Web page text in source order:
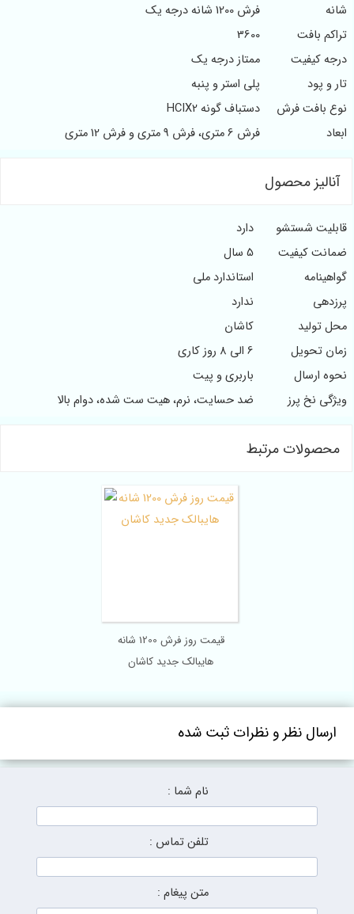
شانه
فرش 1200 شانه درجه یک
تراکم بافت
3600
درجه کیفیت
ممتاز درجه یک
تار و پود
پلی استر و پنبه
نوع بافت فرش
دستباف گونه HCIX2
ابعاد
فرش 6 متری، فرش 9 متری و فرش 12 متری
آنالیز محصول
قابلیت شستشو
دارد
ضمانت کیفیت
5 سال
گواهینامه
استاندارد ملی
پرزدهی
ندارد
محل تولید
کاشان
زمان تحویل
6 الی 8 روز کاری
نحوه ارسال
باربری و پیت
ویژگی نخ پرز
ضد حسایت، نرم، هیت ست شده، دوام بالا
محصولات مرتبط
قیمت روز فرش 1200 شانه
هایبالک جدید کاشان
ارسال نظر و نظرات ثبت شده
نام شما :
تلفن تماس :
متن پیغام :